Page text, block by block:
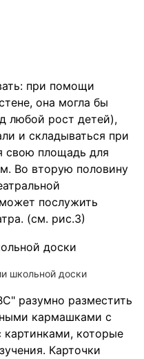
при помощи
она могла бы
любой рост детей),
и складываться при
свою площадь для
Во вторую половину
послужить
(см. рис.3)
школьной доски
разумно разместить
кармашками с
которые
Карточки